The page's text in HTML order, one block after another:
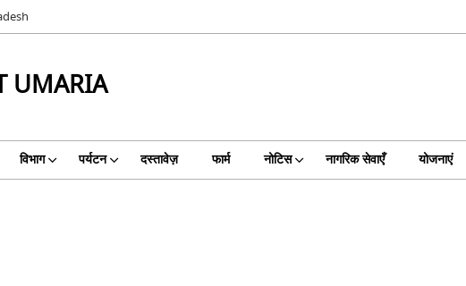
UMARIA
विभाग पर्यटन दस्तावेज़ फार्म नोटिस नागरिक सेवाएँ योजनाएं